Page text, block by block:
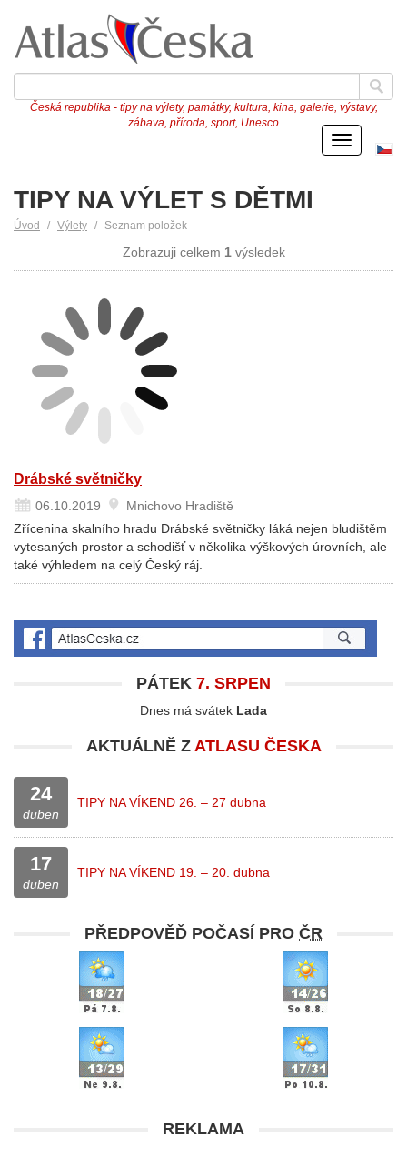
Česká republika - tipy na výlety, památky, kultura, kina, galerie, výstavy,
zábava, příroda, sport, Unesco
Menu
TIPY NA VÝLET S DĚTMI
Úvod Výlety Seznam položek
Zobrazuji celkem 1 výsledek
Drábské světničky
06.10.2019
Mnichovo Hradiště
Zřícenina skalního hradu Drábské světničky láká nejen bludištěm
vytesaných prostor a schodišť v několika výškových úrovních, ale
také výhledem na celý Český ráj.
PÁTEK 7. SRPEN
Dnes má svátek Lada
AKTUÁLNĚ Z ATLASU ČESKA
24
duben
TIPY NA VÍKEND 26. – 27 dubna
17
duben
TIPY NA VÍKEND 19. – 20. dubna
PŘEDPOVĚĎ POČASÍ PRO ČR
REKLAMA